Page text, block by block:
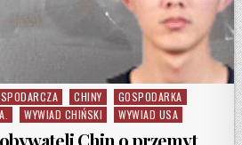
CHINY
GOSPODARKA
WYWIAD CHIŃSKI WYWIAD USA
obywateli Chin o przemyt